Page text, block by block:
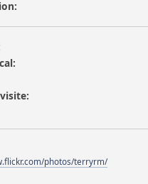
photos/terryrm/